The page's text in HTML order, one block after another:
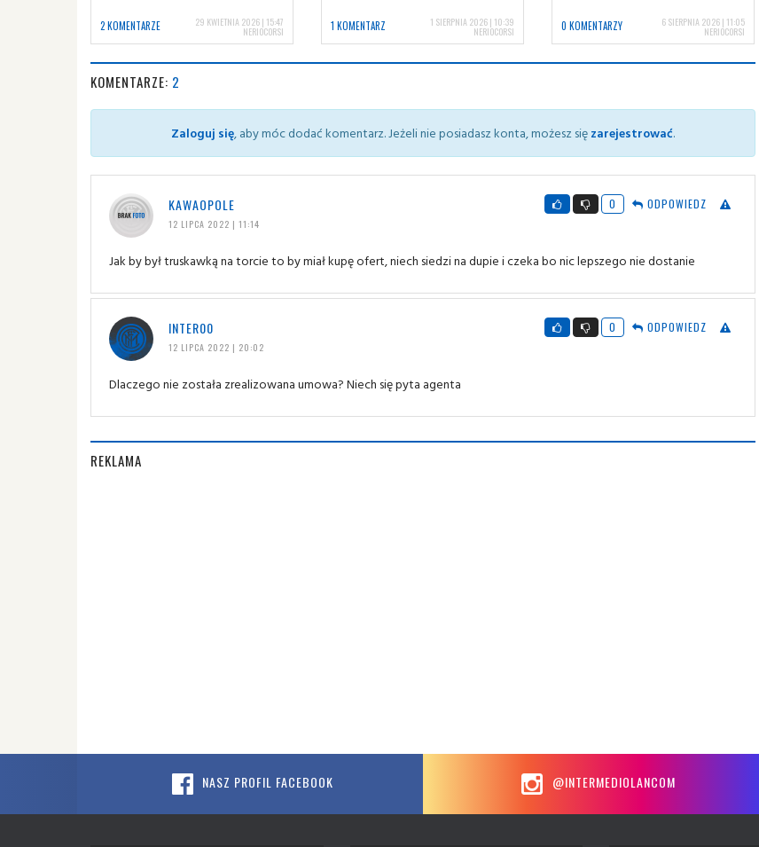
2 KOMENTARZE 29 KWIETNIA 2026 | 15:47
NERIOCORSI 1 KOMENTARZ 1 SIERPNIA 2026 | 10:39
NERIOCORSI 0 KOMENTARZY 6 SIERPNIA 2026 | 11:05
NERIOCORSI
KOMENTARZE: 2
Zaloguj się, aby móc dodać komentarz. Jeżeli nie posiadasz konta, możesz sięzarejestrować.
KAWAOPOLE
12 LIPCA 2022 | 11:14
0 ODPOWIEDZ
Jak by był truskawką na torcie to by miał kupę ofert, niech siedzi na dupie i czeka bo nic lepszego nie dostanie
INTER00
12 LIPCA 2022 | 20:02
0 ODPOWIEDZ
Dlaczego nie została zrealizowana umowa? Niech się pyta agenta
REKLAMA
NASZ PROFIL FACEBOOK @INTERMEDIOLANCOM